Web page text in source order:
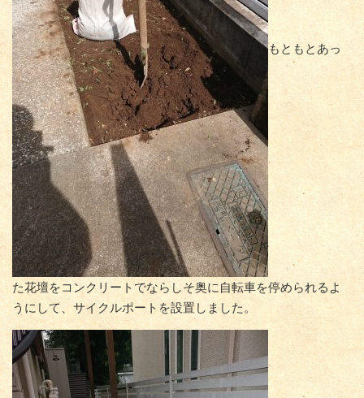
もともとあっ
た花壇をコンクリートでならしそ奥に自転車を停められるよ
うにして、サイクルポートを設置しました。